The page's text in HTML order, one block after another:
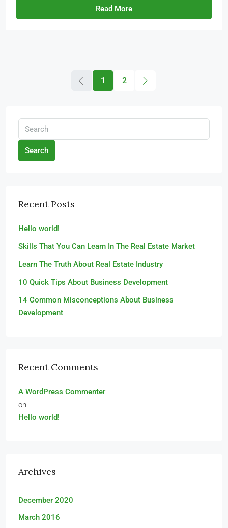
Read More
1 2
Search
Recent Posts
Hello world!
Skills That You Can Learn In The Real Estate Market
Learn The Truth About Real Estate Industry
10 Quick Tips About Business Development
14 Common Misconceptions About Business
Development
Recent Comments
A WordPress Commenter
on
Hello world!
Archives
December 2020
March 2016